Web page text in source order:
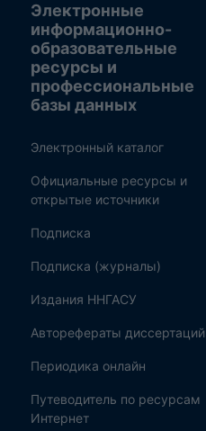
Электронные
информационно-
образовательные
ресурсы и
профессиональные
базы данных
Электронный каталог
Официальные ресурсы и
открытые источники
Подписка
Подписка (журналы)
Издания ННГАСУ
Авторефераты диссертаций
Периодика онлайн
Путеводитель по ресурсам
Интернет